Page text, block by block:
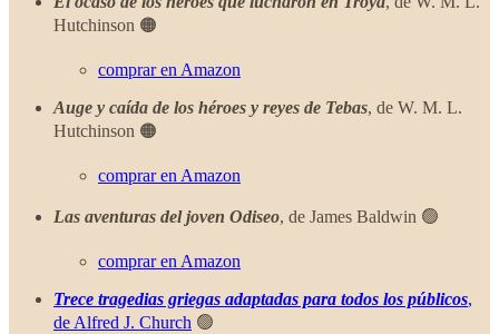
Hutchinson 🟠
comprar en Amazon
Auge y caída de los héroes y reyes de Tebas, de W. M. L.
Hutchinson 🟠
comprar en Amazon
Las aventuras del joven Odiseo, de James Baldwin 🟢
comprar en Amazon
Trece tragedias griegas adaptadas para todos los públicos,
de Alfred J. Church 🟢